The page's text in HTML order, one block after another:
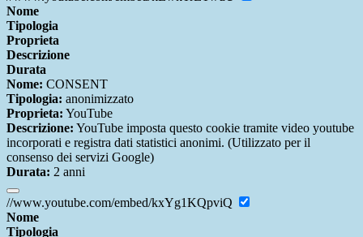
Nome
Tipologia
Proprieta
Descrizione
Durata
Nome: CONSENT
Tipologia: anonimizzato
Proprieta: YouTube
Descrizione: YouTube imposta questo cookie tramite video youtube
incorporati e registra dati statistici anonimi. (Utilizzato per il
consenso dei servizi Google)
Durata: 2 anni
//www.youtube.com/embed/kxYg1KQpviQ
Nome
Tipologia